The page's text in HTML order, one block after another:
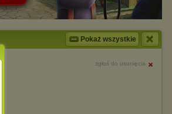
Pokaż wszystkie
zgłoś do usunięcia